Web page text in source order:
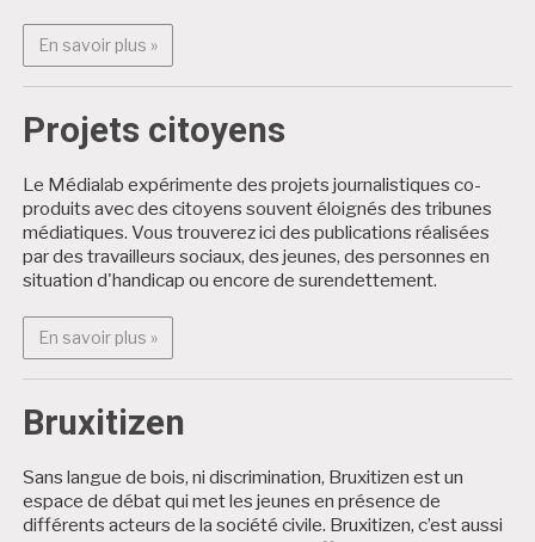
En savoir plus »En savoir plus : Alter Médialab
Projets citoyens
Le Médialab expérimente des projets journalistiques co-
produits avec des citoyens souvent éloignés des tribunes
médiatiques. Vous trouverez ici des publications réalisées
par des travailleurs sociaux, des jeunes, des personnes en
situation d'handicap ou encore de surendettement.
En savoir plus »En savoir plus : Projets citoyens
Bruxitizen
Sans langue de bois, ni discrimination, Bruxitizen est un
espace de débat qui met les jeunes en présence de
différents acteurs de la société civile. Bruxitizen, c’est aussi